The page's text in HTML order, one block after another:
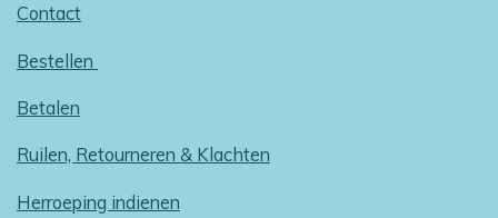
Contact
Bestellen
Betalen
Ruilen, Retourneren & Klachten
Herroeping indienen